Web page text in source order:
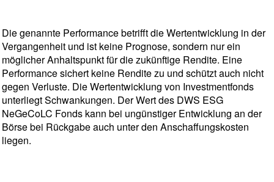
Die genannte Performance betrifft die Wertentwicklung in der
Vergangenheit und ist keine Prognose, sondern nur ein
möglicher Anhaltspunkt für die zukünftige Rendite. Eine
Performance sichert keine Rendite zu und schützt auch nicht
gegen Verluste. Die Wertentwicklung von Investmentfonds
unterliegt Schwankungen. Der Wert des DWS ESG
NeGeCoLC Fonds kann bei ungünstiger Entwicklung an der
Börse bei Rückgabe auch unter den Anschaffungskosten
liegen.